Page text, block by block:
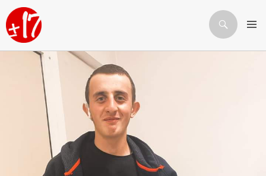
Որոնում
ԱՆՑՆԵԼ ԲՈՎԱՆԴԱԿՈՒԹՅԱՆԸ